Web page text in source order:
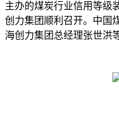
主办的煤炭行业信用等级
创力集团顺利召开。中国
海创力集团总经理张世洪